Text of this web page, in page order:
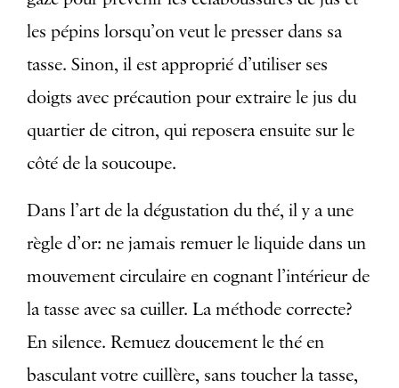
les pépins lorsqu’on veut le presser dans sa
tasse. Sinon, il est approprié d’utiliser ses
doigts avec précaution pour extraire le jus du
quartier de citron, qui reposera ensuite sur le
côté de la soucoupe.
Dans l’art de la dégustation du thé, il y a une
règle d’or: ne jamais remuer le liquide dans un
mouvement circulaire en cognant l’intérieur de
la tasse avec sa cuiller. La méthode correcte?
En silence. Remuez doucement le thé en
basculant votre cuillère, sans toucher la tasse,